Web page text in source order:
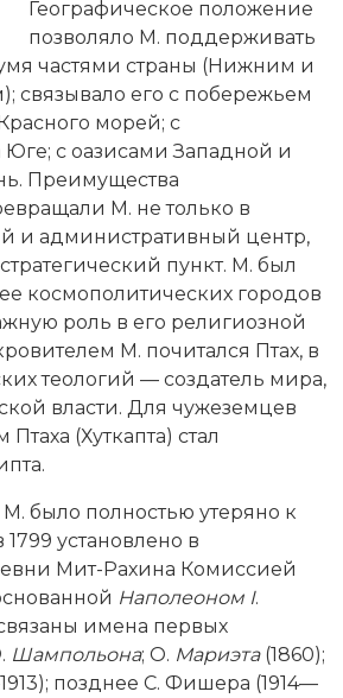
и топонимика
и духовной культуры
отношений
теория и методология
отношений
Географическое положение
позволяло М. поддерживать
частями страны (Нижним и
связывало его с побережьем
морей; с
с оазисами Западной и
Преимущества
М. не только в
и административный центр,
пункт. М. был
космополитических городов
роль в его религиозной
М. почитался Птах, в
теологий — создатель мира,
власти. Для чужеземцев
(Хуткапта) стал
было полностью утеряно к
установлено в
Мит-Рахина Комиссией
Наполеоном I.
имена первых
Шампольона; О. Мариэта(1860);
позднее C. Фишера (1914—